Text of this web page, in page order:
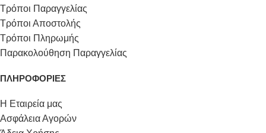
Τρόποι Παραγγελίας
Τρόποι Αποστολής
Τρόποι Πληρωμής
Παρακολούθηση Παραγγελίας
ΠΛΗΡΟΦΟΡΙΕΣ
Η Εταιρεία μας
Ασφάλεια Αγορών